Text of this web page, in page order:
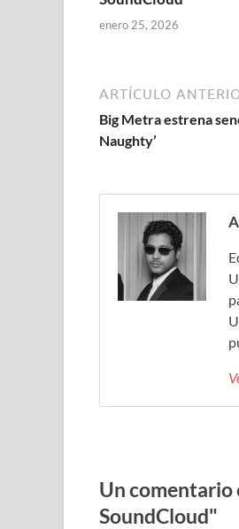
enero 25, 2026
ARTÍCULO
Big Metra estrena
Naughty’
Un comentario
SoundCloud"